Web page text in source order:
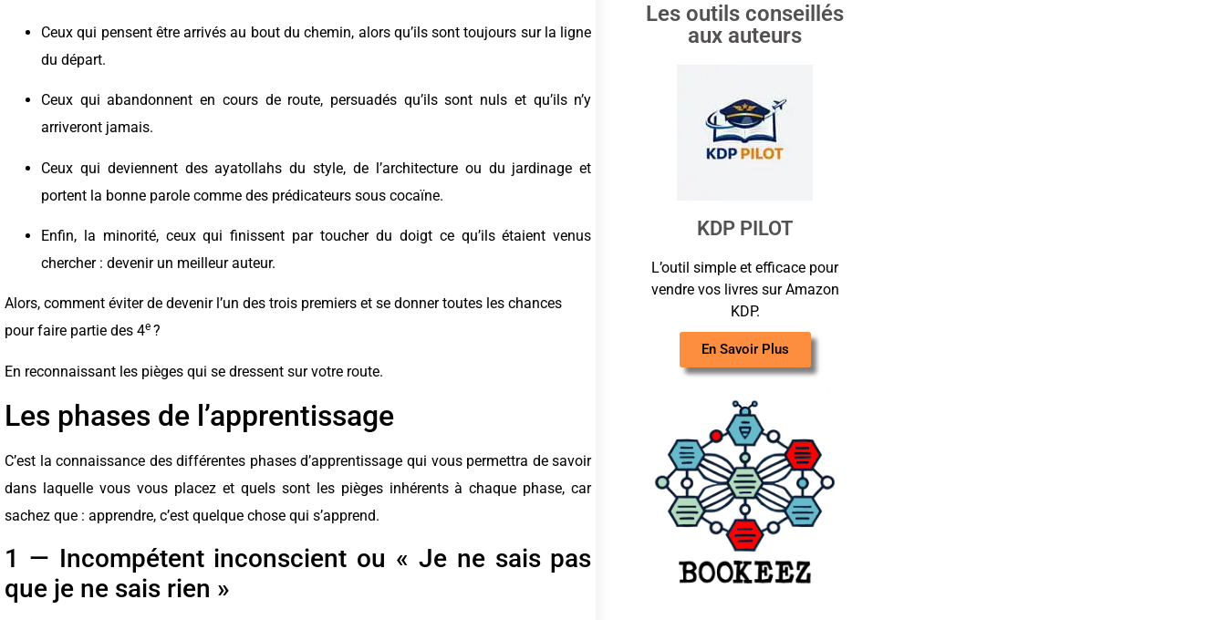
Ceux qui pensent être arrivés au bout du chemin, alors qu’ils sont toujours sur la ligne
du départ.
Ceux qui abandonnent en cours de route, persuadés qu’ils sont nuls et qu’ils n’y
arriveront jamais.
Ceux qui deviennent des ayatollahs du style, de l’architecture ou du jardinage et
portent la bonne parole comme des prédicateurs sous cocaïne.
Enfin, la minorité, ceux qui finissent par toucher du doigt ce qu’ils étaient venus
chercher : devenir un meilleur auteur.
Alors, comment éviter de devenir l’un des trois premiers et se donner toutes les chances
pour faire partie des 4e ?
En reconnaissant les pièges qui se dressent sur votre route.
Les phases de l’apprentissage
C’est la connaissance des différentes phases d’apprentissage qui vous permettra de savoir
dans laquelle vous vous placez et quels sont les pièges inhérents à chaque phase, car
sachez que : apprendre, c’est quelque chose qui s’apprend.
1 — Incompétent inconscient ou « Je ne sais pas
que je ne sais rien »
Les outils conseillés
aux auteurs
KDP PILOT
L’outil simple et efficace pour
vendre vos livres surAmazon
KDP.
En Savoir Plus